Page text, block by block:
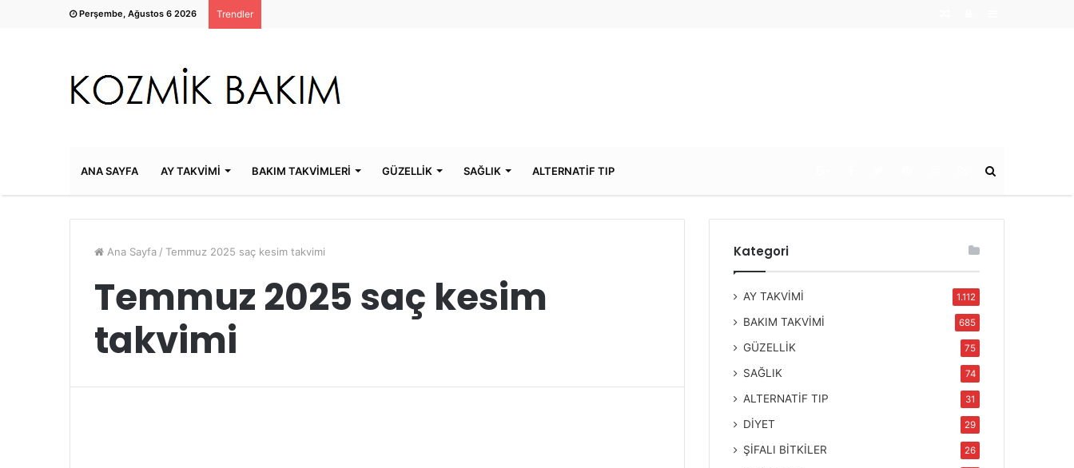
Perşembe, Ağustos 6 2026 Trendler
ANA SAYFA AY TAKVİMİ BAKIM TAKVİMLERİ GÜZELLİK SAĞLIK ALTERNATİF TIP
Ana Sayfa / Temmuz 2025 saç kesim takvimi
Temmuz 2025 saç kesim
takvimi
Kategori
AY TAKVİMİ 1.112
BAKIM TAKVİMİ 685
GÜZELLİK 75
SAĞLIK 74
ALTERNATİF TIP 31
DİYET 29
ŞİFALI BİTKİLER 26